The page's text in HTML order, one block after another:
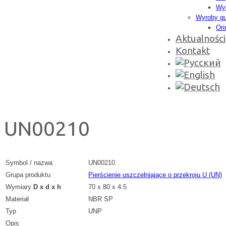
Wyroby
Aktualności
Kontakt
UN00210
Symbol / nazwa
UN00210
Grupa produktu
Pierścienie uszczelniające o przekroju U (UN)
Wymiary D x d x h
70 x 80 x 4.5
Materiał
NBR SP
Typ
UNP
Opis